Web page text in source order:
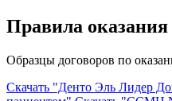
Правила
Образцы договоров по
Скачать "Денто Эль Лидер